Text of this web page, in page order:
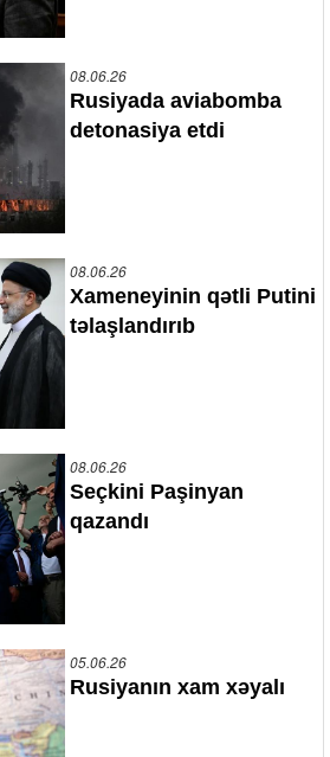
08.06.26
Rusiyada aviabomba
detonasiya etdi
08.06.26
Xameneyinin qətli Putini
təlaşlandırıb
08.06.26
Seçkini Paşinyan
qazandı
05.06.26
Rusiyanın xam xəyalı